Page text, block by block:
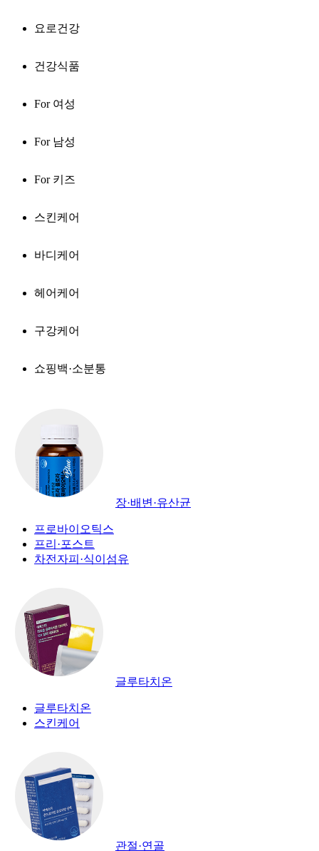
요로건강
건강식품
For 여성
For 남성
For 키즈
스킨케어
바디케어
헤어케어
구강케어
쇼핑백·소분통
장·배변·유산균
프로바이오틱스
프리·포스트
차전자피·식이섬유
글루타치온
글루타치온
스킨케어
관절·연골